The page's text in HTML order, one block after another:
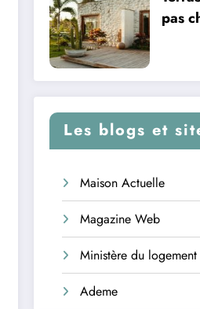
pas
Les blogs et
Maison Actuelle
Magazine Web
Ministère du logement
Ademe